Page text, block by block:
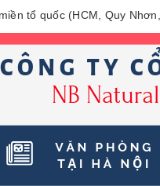
tổ quốc (HCM, Quy